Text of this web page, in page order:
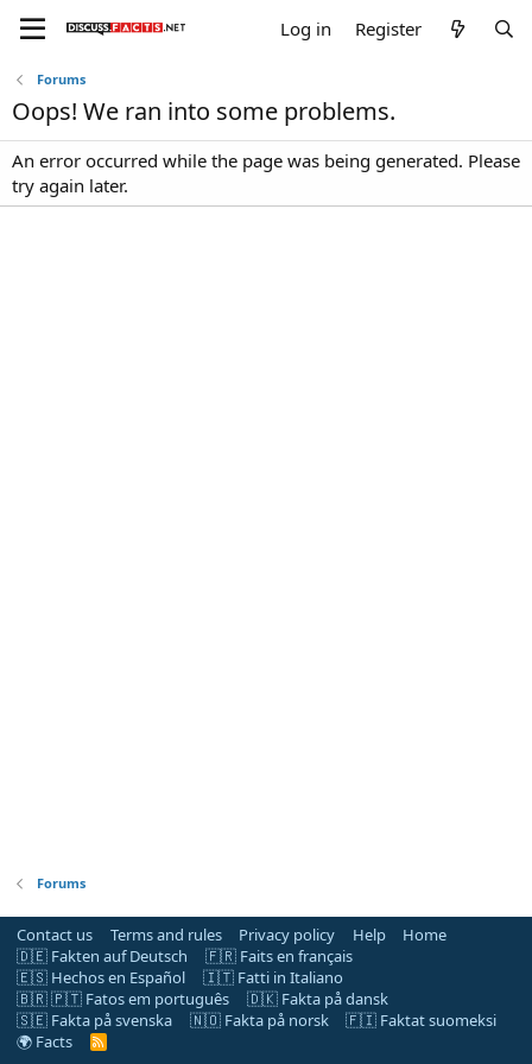
Log in Register
Forums
Oops! We ran into some problems.
An error occurred while the page was being generated. Please
try again later.
Forums
Contact us Terms and rules Privacy policy Help
Home
🇩🇪 Fakten auf Deutsch
🇫🇷 Faits en français
🇪🇸 Hechos en Español
🇮🇹 Fatti in Italiano
🇧🇷 🇵🇹 Fatos em português
🇩🇰 Fakta på dansk
🇸🇪 Fakta på svenska
🇳🇴 Fakta på norsk
🇫🇮 Faktat suomeksi
🌍 Facts
R